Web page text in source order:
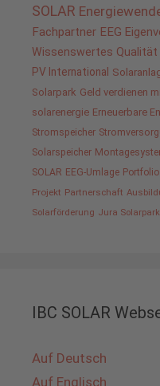
SOLAR
Fachpartner EEG
Wissenswertes Qualität
PV International
Solarpark Geld verdienen
solarenergie Erneuerbare
Stromspeicher
Solarspeicher
SOLAR EEG-Umlage Portfolio
Projekt Partnerschaft
Solarförderung Jura Solarpark
IBC SOLAR
Auf Deutsch
Auf Englisch